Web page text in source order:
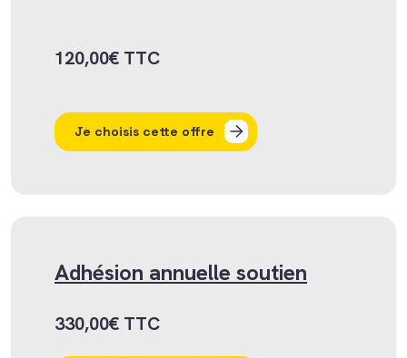
120,00€ TTC
Je choisis cette offre
Adhésion annuelle soutien
330,00€ TTC